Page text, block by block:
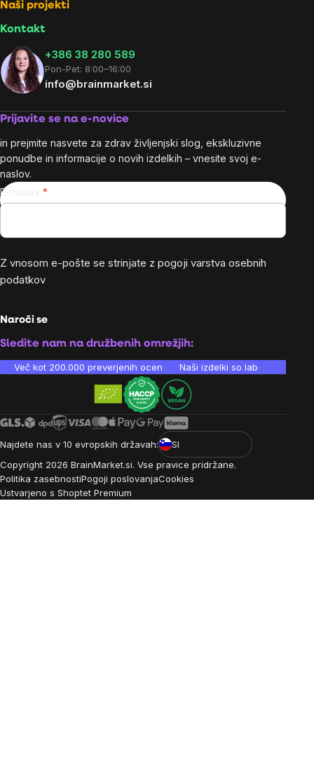
Naši projekti
Kontakt
+386 38 280 589
Pon-Pet: 8:00–16:00
info@brainmarket.si
Prijavite se na e-novice
in prejmite nasvete za zdrav življenjski slog, ekskluzivne
ponudbe in informacije o novih izdelkih – vnesite svoj e-
naslov.
E-naslov
Z vnosom e-pošte se strinjate z pogoji varstva osebnih
podatkov
Naroči se
Sledite nam na družbenih omrežjih:
Več kot 200.000 preverjenih ocen Naši izdelki so laboratorijsko
Najdete nas v 10 evropskih državah:
SI
Copyright 2026 BrainMarket.si. Vse pravice pridržane.
Politika zasebnostiPogoji poslovanjaCookies
Ustvarjeno s Shoptet Premium